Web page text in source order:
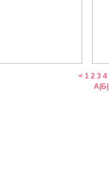
< 1 2 3 4
А Б